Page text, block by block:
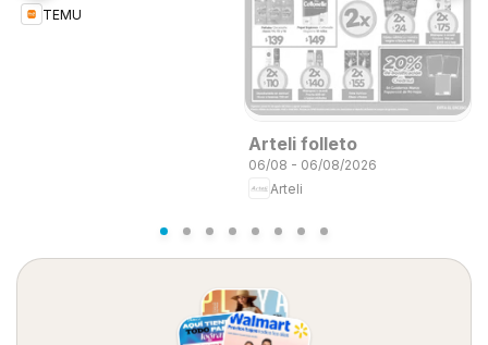
TEMU
Arteli folleto
06/08 - 06/08/2026
Arteli